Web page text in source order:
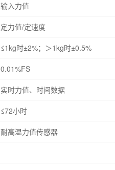
输入力值
定力值/定速度
≤1kg时±2%；＞1kg时±0.5%
0.01%FS
实时力值、时间数据
≤72小时
耐高温力值传感器